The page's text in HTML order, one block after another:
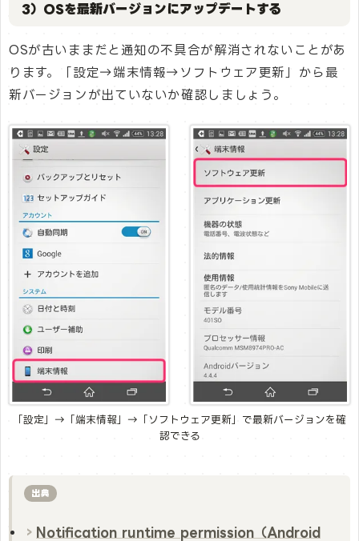
3）OSを最新バージョンにアップデートする
OSが古いままだと通知の不具合が解消されないことがあ
ります。「設定→端末情報→ソフトウェア更新」から最
新バージョンが出ていないか確認しましょう。
「設定」→「端末情報」→「ソフトウェア更新」で最新バージョンを確
認できる
出典
Notification runtime permission（Android